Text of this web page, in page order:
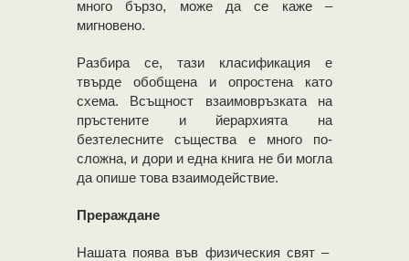
много бързо, може да се каже –
мигновено.
Разбира се, тази класификация е
твърде обобщена и опростена като
схема. Всъщност взаимовръзката на
пръстените и йерархията на
безтелесните същества е много по-
сложна, и дори и една книга не би могла
да опише това взаимодействие.
Прераждане
Нашата поява във физическия свят –